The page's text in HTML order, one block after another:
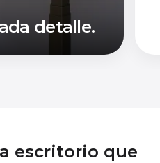
detalle.
escritorio que